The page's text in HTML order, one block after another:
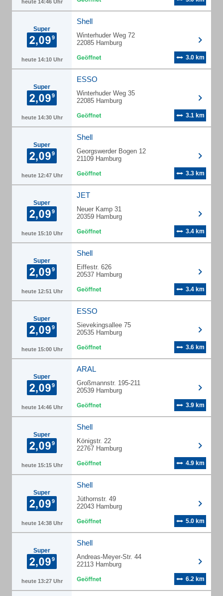
heute 14:46 Uhr
Super
heute 14:10 Uhr
Shell
Winterhuder Weg 72
22085 Hamburg
3.0 km
Super
heute 14:30 Uhr
ESSO
Winterhuder Weg 35
22085 Hamburg
3.1 km
Super
heute 12:47 Uhr
Shell
Georgswerder Bogen 12
21109 Hamburg
3.3 km
Super
heute 15:10 Uhr
JET
Neuer Kamp 31
20359 Hamburg
3.4 km
Super
heute 12:51 Uhr
Shell
Eiffestr. 626
20537 Hamburg
3.4 km
Super
heute 15:00 Uhr
ESSO
Sievekingsallee 75
20535 Hamburg
3.6 km
Super
heute 14:46 Uhr
ARAL
Großmannstr. 195-211
20539 Hamburg
3.9 km
Super
heute 15:15 Uhr
Shell
Königstr. 22
22767 Hamburg
4.9 km
Super
heute 14:38 Uhr
Shell
Jüthornstr. 49
22043 Hamburg
5.0 km
Super
heute 13:27 Uhr
Shell
Andreas-Meyer-Str. 44
22113 Hamburg
6.2 km